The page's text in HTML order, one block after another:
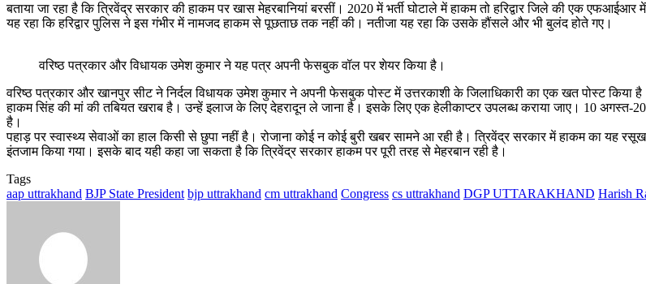
बताया जा रहा है कि त्रिवेंद्र सरकार की हाकम पर खास मेहरबानियां बरसीं। 2020 में भर्ती घोटाले में हाकम तो हरिद्वार जिले की एक
यह रहा कि हरिद्वार पुलिस ने इस गंभीर में नामजद हाकम से पूछताछ तक नहीं की। नतीजा यह रहा कि उसके हौंसले और भी बुलंद होते गए।
वरिष्ठ पत्रकार और विधायक उमेश कुमार ने यह पत्र अपनी फेसबुक वॉल पर शेयर किया है।
वरिष्ठ पत्रकार और खानपुर सीट ने निर्दल विधायक उमेश कुमार ने अपनी फेसबुक पोस्ट में उत्तरकाशी के जिलाधिकारी का एक खत पोस्ट
हाकम सिंह की मां की तबियत खराब है। उन्हें इलाज के लिए देहरादून ले जाना है। इसके लिए एक हेलीकाप्टर उपलब्ध कराया जाए। 10
है।
पहाड़ पर स्वास्थ्य सेवाओं का हाल किसी से छुपा नहीं है। रोजाना कोई न कोई बुरी खबर सामने आ रही है। त्रिवेंद्र सरकार में हाकम का यह
इंतजाम किया गया। इसके बाद यही कहा जा सकता है कि त्रिवेंद्र सरकार हाकम पर पूरी तरह से मेहरबान रही है।
Tags
aap uttrakhand BJP State President bjp uttrakhand cm uttrakhand Congress cs uttrakhand DGP UTTARAKHAND Harish